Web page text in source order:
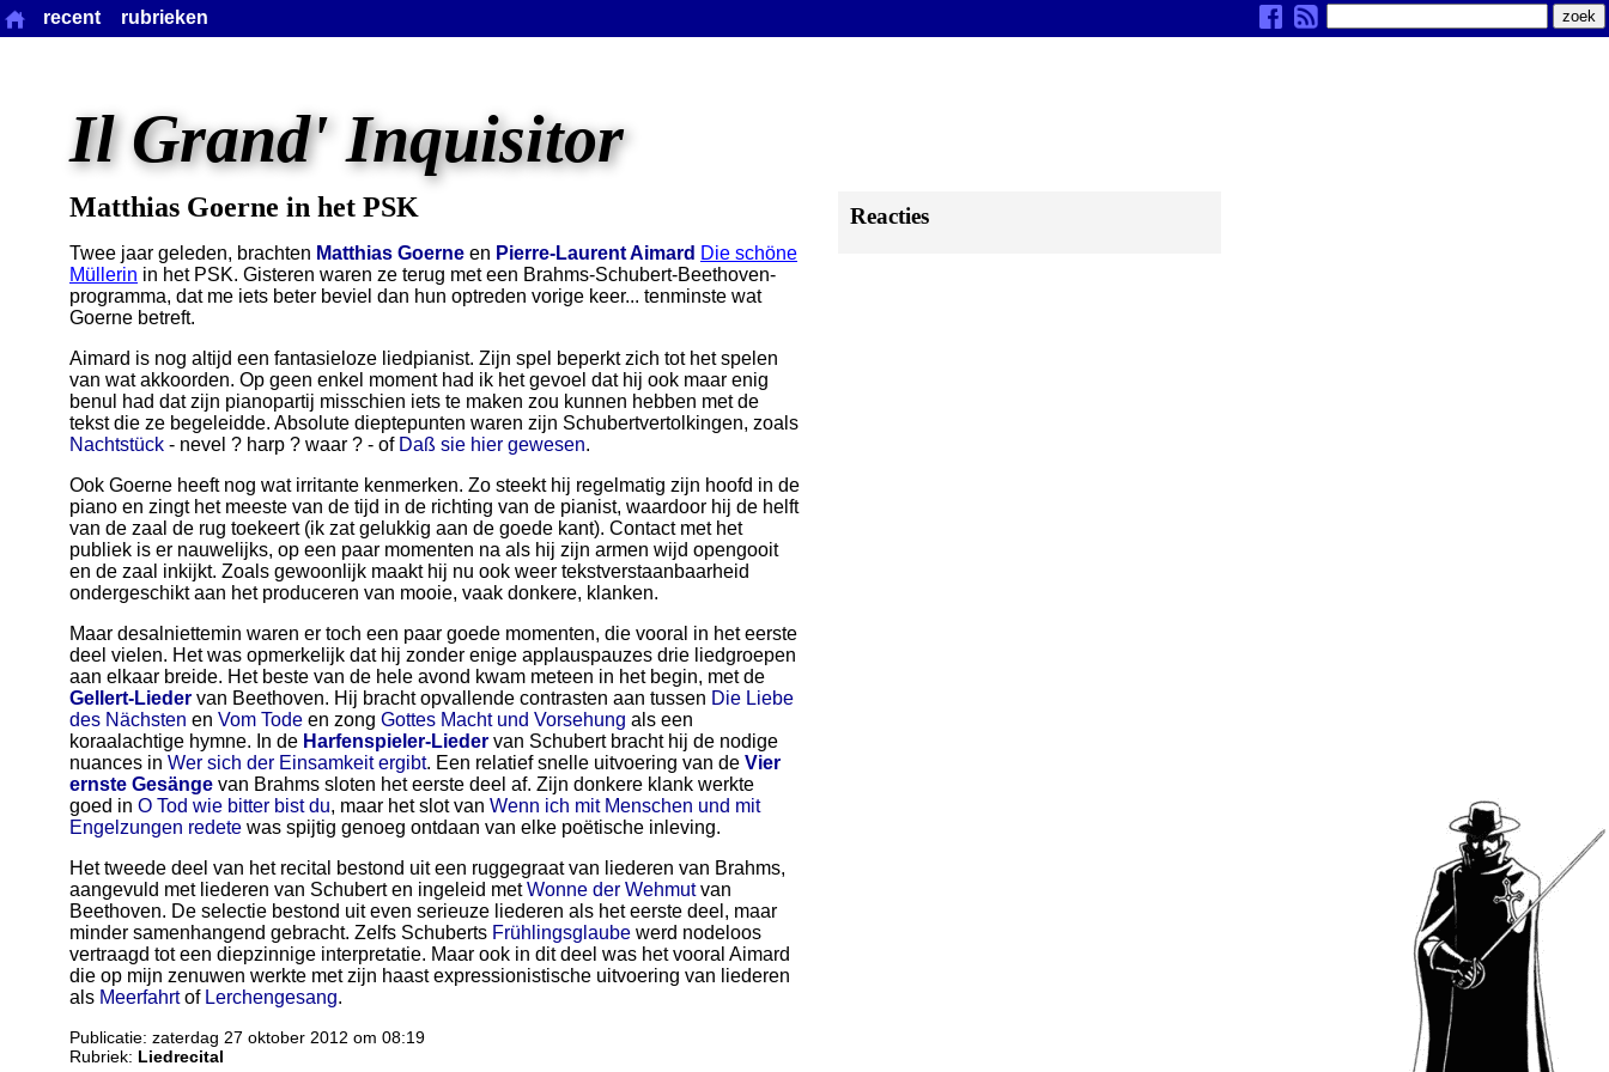
Il Grand' Inquisitor
Matthias Goerne in het PSK
Twee jaar geleden, brachten Matthias Goerne en Pierre-Laurent Aimard Die schöne
Müllerin in het PSK. Gisteren waren ze terug met een Brahms-Schubert-Beethoven-
programma, dat me iets beter beviel dan hun optreden vorige keer... tenminste wat
Goerne betreft.
Aimard is nog altijd een fantasieloze liedpianist. Zijn spel beperkt zich tot het spelen
van wat akkoorden. Op geen enkel moment had ik het gevoel dat hij ook maar enig
benul had dat zijn pianopartij misschien iets te maken zou kunnen hebben met de
tekst die ze begeleidde. Absolute dieptepunten waren zijn Schubertvertolkingen, zoals
Nachtstück - nevel ? harp ? waar ? - of Daß sie hier gewesen.
Ook Goerne heeft nog wat irritante kenmerken. Zo steekt hij regelmatig zijn hoofd in de
piano en zingt het meeste van de tijd in de richting van de pianist, waardoor hij de helft
van de zaal de rug toekeert (ik zat gelukkig aan de goede kant). Contact met het
publiek is er nauwelijks, op een paar momenten na als hij zijn armen wijd opengooit
en de zaal inkijkt. Zoals gewoonlijk maakt hij nu ook weer tekstverstaanbaarheid
ondergeschikt aan het produceren van mooie, vaak donkere, klanken.
Maar desalniettemin waren er toch een paar goede momenten, die vooral in het eerste
deel vielen. Het was opmerkelijk dat hij zonder enige applauspauzes drie liedgroepen
aan elkaar breide. Het beste van de hele avond kwam meteen in het begin, met de
Gellert-Lieder van Beethoven. Hij bracht opvallende contrasten aan tussen Die Liebe
des Nächsten en Vom Tode en zong Gottes Macht und Vorsehung als een
koraalachtige hymne. In de Harfenspieler-Lieder van Schubert bracht hij de nodige
nuances in Wer sich der Einsamkeit ergibt. Een relatief snelle uitvoering van de Vier
ernste Gesänge van Brahms sloten het eerste deel af. Zijn donkere klank werkte
goed in O Tod wie bitter bist du, maar het slot van Wenn ich mit Menschen und mit
Engelzungen redete was spijtig genoeg ontdaan van elke poëtische inleving.
Het tweede deel van het recital bestond uit een ruggegraat van liederen van Brahms,
aangevuld met liederen van Schubert en ingeleid metWonne der Wehmutvan
Beethoven. De selectie bestond uit even serieuze liederen als het eerste deel, maar
minder samenhangend gebracht. Zelfs Schuberts Frühlingsglaube werd nodeloos
vertraagd tot een diepzinnige interpretatie. Maar ook in dit deel was het vooral Aimard
die op mijn zenuwen werkte met zijn haast expressionistische uitvoering van liederen
als Meerfahrtof Lerchengesang.
Publicatie: zaterdag 27 oktober 2012 om 08:19
Rubriek: Liedrecital
Reacties
recent rubrieken